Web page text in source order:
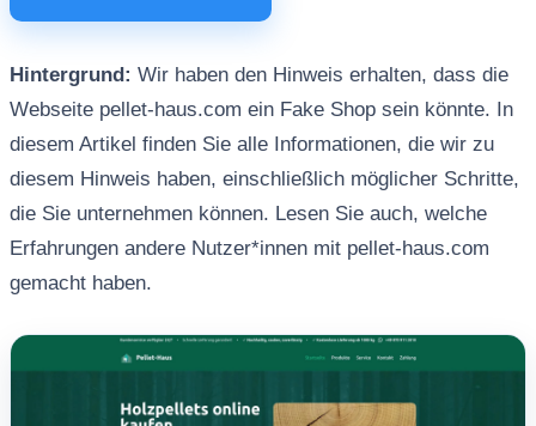
Hintergrund: Wir haben den Hinweis erhalten, dass die
Webseite pellet-haus.com ein Fake Shop sein könnte. In
diesem Artikel finden Sie alle Informationen, die wir zu
diesem Hinweis haben, einschließlich möglicher Schritte,
die Sie unternehmen können. Lesen Sie auch, welche
Erfahrungen andere Nutzer*innen mit pellet-haus.com
gemacht haben.